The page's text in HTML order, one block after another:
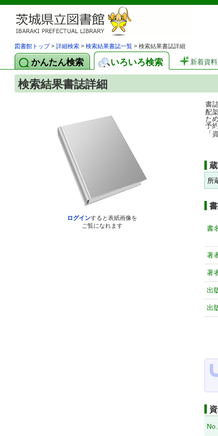
図書館トップ> 詳細検索 > 検索結果書誌一覧 > 検索結果書誌詳細
かんたん検索 いろいろ検索 新着資料
検索結果書誌詳細
ログインすると表紙画像を
ご覧になれます
書
配
た
予
「
所
書
著
著
出
出
No.